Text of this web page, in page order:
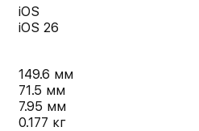
iOS
iOS 26
149.6 мм
71.5 мм
7.95 мм
0.177 кг